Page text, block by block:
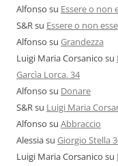
Alfonso su Essere o non
S&Rsu Essere o non
Alfonso su Grandezza
Luigi Maria Corsanico su
Garcìa Lorca. 34
Alfonso su Donare
S&Rsu Luigi Maria
Alfonso su Abbraccio
Alessiasu Giorgio Stella
Luigi Maria Corsanico su